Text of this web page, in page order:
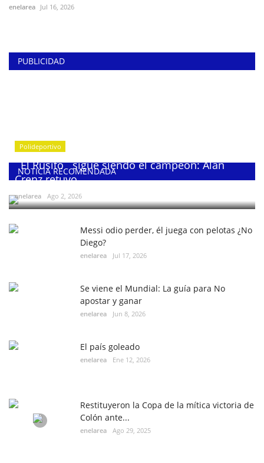
enelarea Jul 16, 2026
PUBLICIDAD
NOTICIA RECOMENDADA
Polideportivo
¨El Rusito¨ sigue siendo el campeón: Alan
Crenz retuvo...
enelarea Ago 2, 2026
Messi odio perder, él juega con pelotas ¿No
Diego?
enelarea Jul 17, 2026
Se viene el Mundial: La guía para No
apostar y ganar
enelarea Jun 8, 2026
El país goleado
enelarea Ene 12, 2026
Restituyeron la Copa de la mítica victoria de
Colón ante...
enelarea Ago 29, 2025